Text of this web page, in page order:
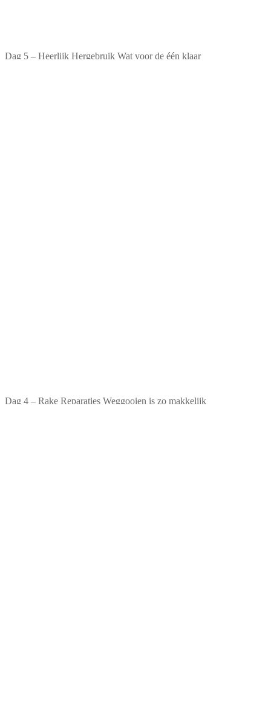
Dag 5 – Heerlijk Hergebruik Wat voor de één klaar
Dag 4 – Rake Reparaties Weggooien is zo makkelijk